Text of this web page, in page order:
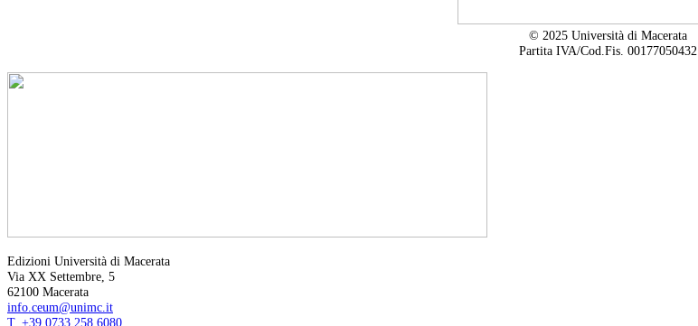
© 2025 Università di Macerata
Partita IVA/Cod.Fis. 00177050432
Edizioni Università di Macerata
Via XX Settembre, 5
62100 Macerata
info.ceum@unimc.it
T. +39 0733 258 6080